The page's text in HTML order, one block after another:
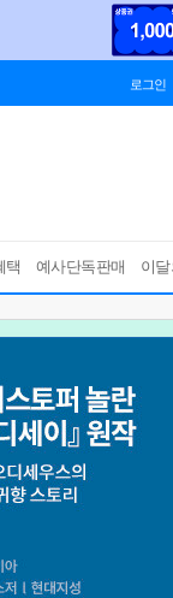
로그인
택 예사단독판매 이